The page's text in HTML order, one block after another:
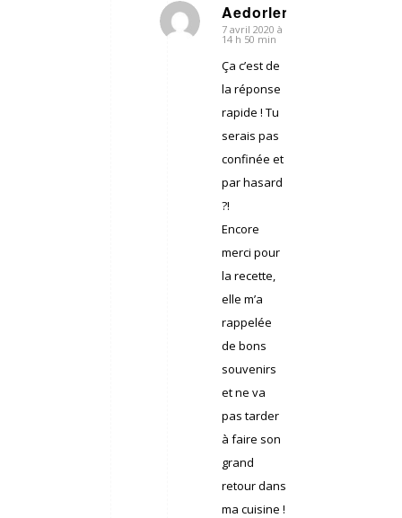
Aedorlen
dit
7 avril 2020 à
14 h 50 min
Ça c’est de
la réponse
rapide ! Tu
serais pas
confinée et
par hasard
?!
Encore
merci pour
la recette,
elle m’a
rappelée
de bons
souvenirs
et ne va
pas tarder
à faire son
grand
retour dans
ma cuisine !